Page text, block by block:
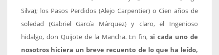
Silva); los Pasos Perdidos (Alejo Carpentier) o Cien años de
soledad (Gabriel García Márquez) y claro, el Ingenioso
hidalgo, don Quijote de la Mancha. En fin,si cada uno de
nosotros hiciera un breve recuento de lo que ha leído,